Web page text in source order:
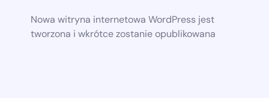
Nowa witryna internetowa WordPress jest
tworzona i wkrótce zostanie opublikowana